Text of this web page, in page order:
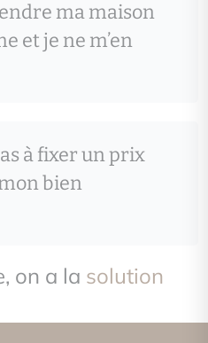
ma maison
et je ne m’en
à fixer un prix
bien
on a la solution